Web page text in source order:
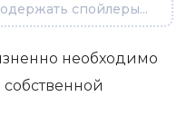
спойлеры...
необходимо